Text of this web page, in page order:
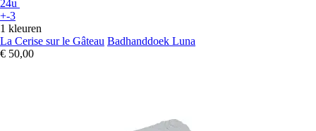
24u
+-3
1 kleuren
La Cerise sur le Gâteau Badhanddoek Luna
€ 50,00